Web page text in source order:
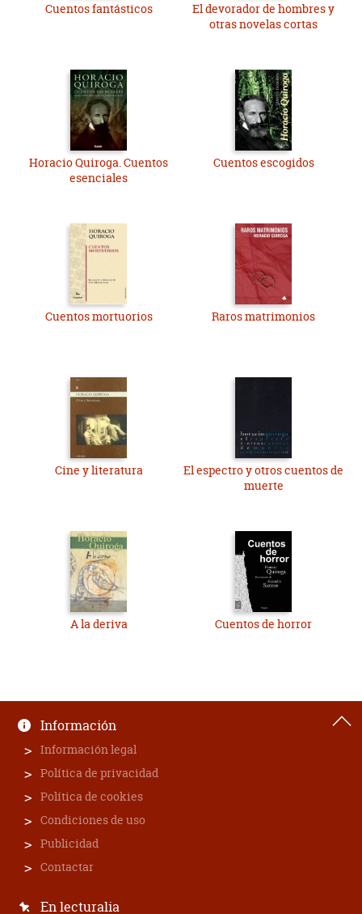
Cuentos fantásticos
El devorador de hombres y
otras novelas cortas
Horacio Quiroga. Cuentos
esenciales
Cuentos escogidos
Cuentos mortuorios Raros matrimonios
Cine y literatura
El espectro y otros cuentos de
muerte
A la deriva Cuentos de horror
Información
Información legal
Política de privacidad
Política de cookies
Condiciones de uso
Publicidad
Contactar
En lecturalia